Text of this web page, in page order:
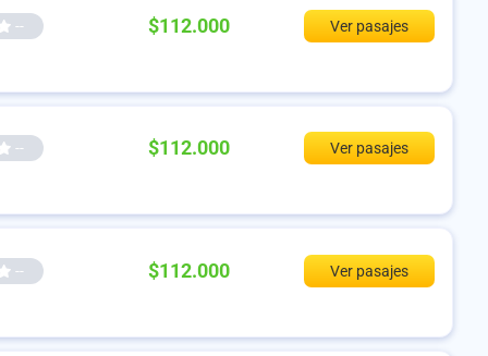
-- $112.000 Ver pasajes
-- $112.000 Ver pasajes
-- $112.000 Ver pasajes